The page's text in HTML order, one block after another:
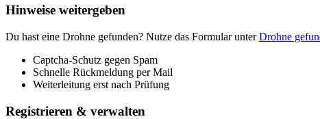
Hinweise weitergeben
Du hast eine Drohne gefunden? Nutze das Formular unterDrohne
Captcha-Schutz gegen Spam
Schnelle Rückmeldung per Mail
Weiterleitung erst nach Prüfung
Registrieren & verwalten